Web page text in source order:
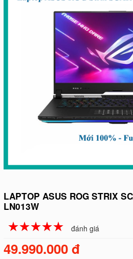
LAPTOP ASUS ROG STRIX
LN013W
☆☆☆☆☆
★★★★★ đánh giá
49.990.000 đ